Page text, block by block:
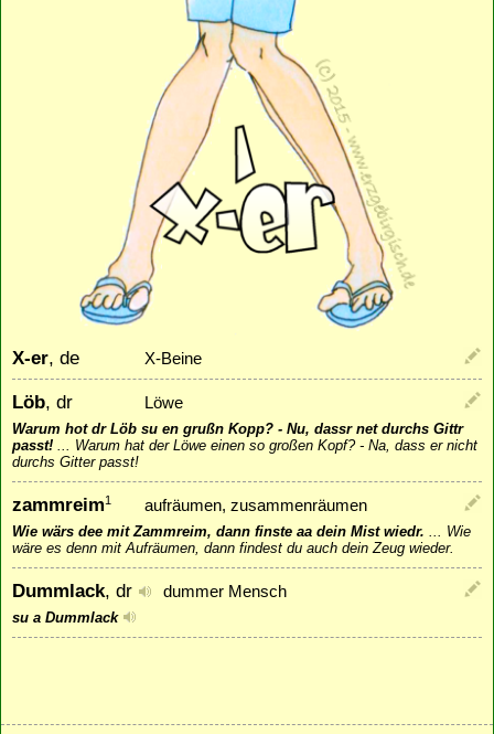
X-er, de X-Beine
Löb, dr Löwe
Warum hot dr Löb su en grußn Kopp? - Nu, dassr net durchs Gittr
passt!
Warum hat der Löwe einen so großen Kopf? - Na, dass er nicht
durchs Gitter passt!
zammreim1 aufräumen, zusammenräumen
Wie wärs dee mit Zammreim, dann finste aa dein Mist wiedr.
Wie
wäre es denn mit Aufräumen, dann findest du auch dein Zeug wieder.
Dummlack, dr dummer Mensch
su a Dummlack